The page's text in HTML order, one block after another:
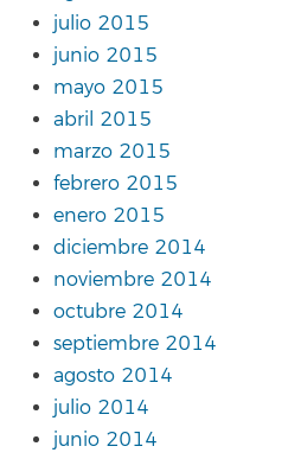
julio 2015
junio 2015
mayo 2015
abril 2015
marzo 2015
febrero 2015
enero 2015
diciembre 2014
noviembre 2014
octubre 2014
septiembre 2014
agosto 2014
julio 2014
junio 2014